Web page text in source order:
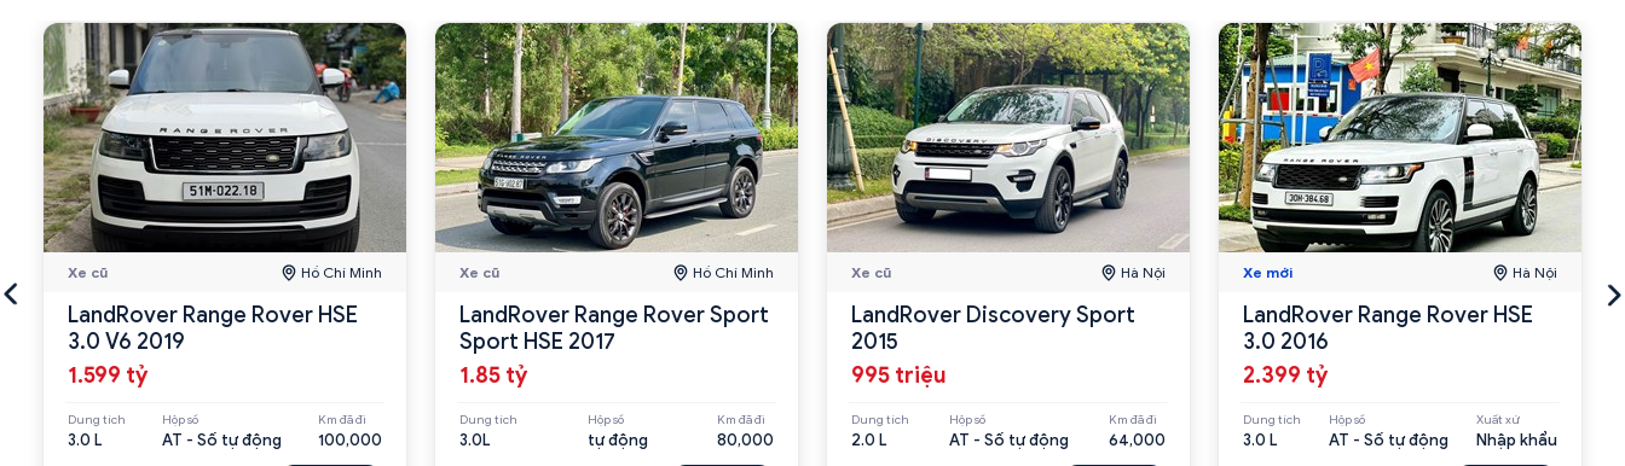
Xe cũ Hồ Chí Minh
LandRover Range Rover HSE
3.0 V6 2019
1.599 tỷ
Dung tích
3.0 L
Hộp số
AT - Số tự động
Km đã đi
100,000
Xe cũ Hồ Chí Minh
LandRover Range Rover Sport
Sport HSE 2017
1.85 tỷ
Dung tích
3.0L
Hộp số
tự động
Km đã đi
80,000
Xe cũ Hà Nội
LandRover Discovery Sport
2015
995 triệu
Dung tích
2.0 L
Hộp số
AT - Số tự động
Km đã đi
64,000
Xe mới Hà Nội
LandRover Range Rover HSE
3.0 2016
2.399 tỷ
Dung tích
3.0 L
Hộp số
AT - Số tự động
Xuất xứ
Nhập khẩu